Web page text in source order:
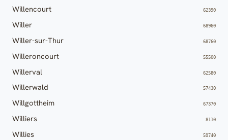
Willencourt 62390
Willer 68960
Willer-sur-Thur 68760
Willeroncourt 55500
Willerval 62580
Willerwald 57430
Willgottheim 67370
Williers 8110
Willies 59740